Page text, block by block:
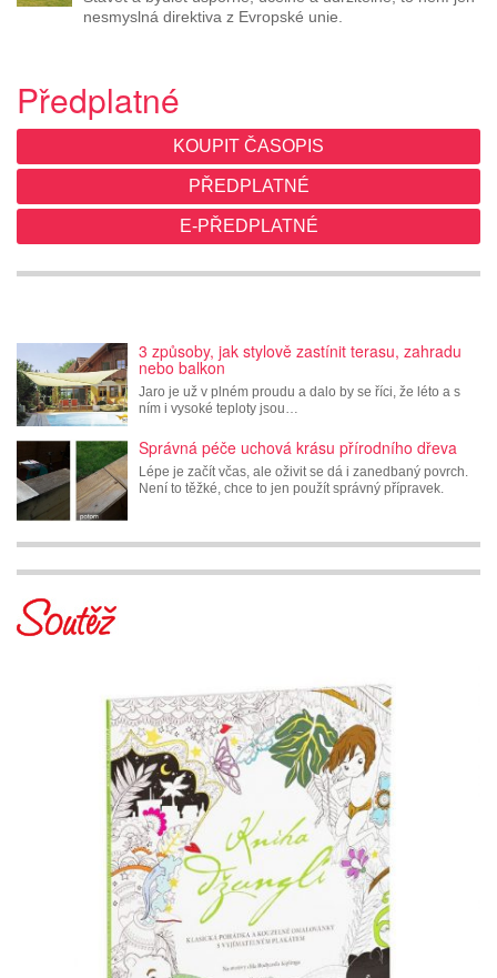
nesmyslná direktiva z Evropské unie.
Předplatné
KOUPIT ČASOPIS
PŘEDPLATNÉ
E-PŘEDPLATNÉ
3 způsoby, jak stylově zastínit terasu, zahradu
nebo balkon
Jaro je už v plném proudu a dalo by se říci, že léto a s
ním i vysoké teploty jsou…
Správná péče uchová krásu přírodního dřeva
Lépe je začít včas, ale oživit se dá i zanedbaný povrch.
Není to těžké, chce to jen použít správný přípravek.